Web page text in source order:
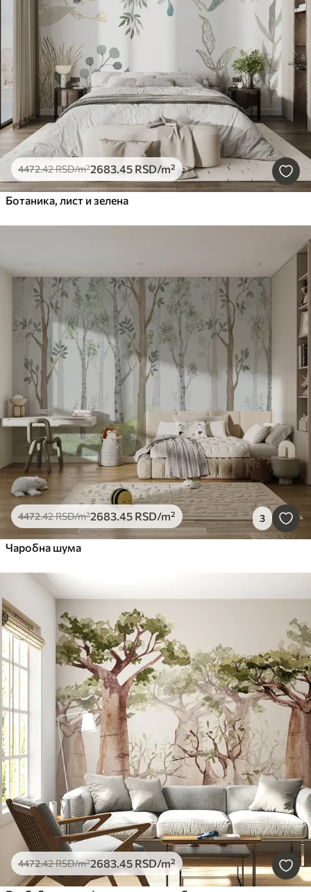
4472.42RSD/m²2683.45 RSD/m²
Ботаника, лист и зелена
4472.42RSD/m²2683.45 RSD/m² 3
Чаробна шума
4472.42RSD/m²2683.45 RSD/m²